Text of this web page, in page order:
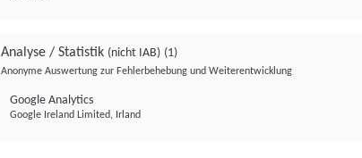
Analyse / Statistik (nicht IAB) (1)
Anonyme Auswertung zur Fehlerbehebung und Weiterentwicklung
Google Analytics
Google Ireland Limited, Irland